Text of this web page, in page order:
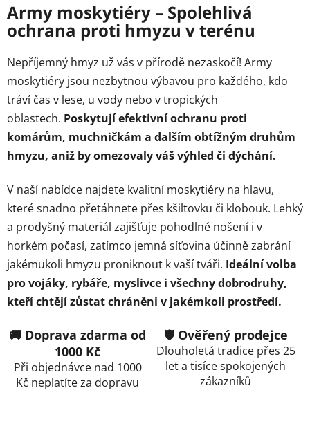
á
d
a
c
í
p
r
v
k
y
ý
p
i
s
u
Army moskytiéry – Spolehlivá
ochrana proti hmyzu v terénu
Nepříjemný hmyz už vás v přírodě nezaskočí! Army
moskytiéry jsou nezbytnou výbavou pro každého, kdo
tráví čas v lese, u vody nebo v tropických
oblastech. Poskytují efektivní ochranu proti
komárům, muchničkám a dalším obtížným druhům
hmyzu, aniž by omezovaly váš výhled či dýchání.
V naší nabídce najdete kvalitní moskytiéry na hlavu,
které snadno přetáhnete přes kšiltovku či klobouk. Lehký
a prodyšný materiál zajišťuje pohodlné nošení i v
horkém počasí, zatímco jemná síťovina účinně zabrání
jakémukoli hmyzu proniknout k vaší tváři. Ideální volba
pro vojáky, rybáře, myslivce i všechny dobrodruhy,
kteří chtějí zůstat chráněni v jakémkoli prostředí.
🚚 Doprava zdarma od
1000 Kč
Při objednávce nad 1000
Kč neplatíte za dopravu
🛡️ Ověřený prodejce
Dlouholetá tradice přes 25
let a tisíce spokojených
zákazníků